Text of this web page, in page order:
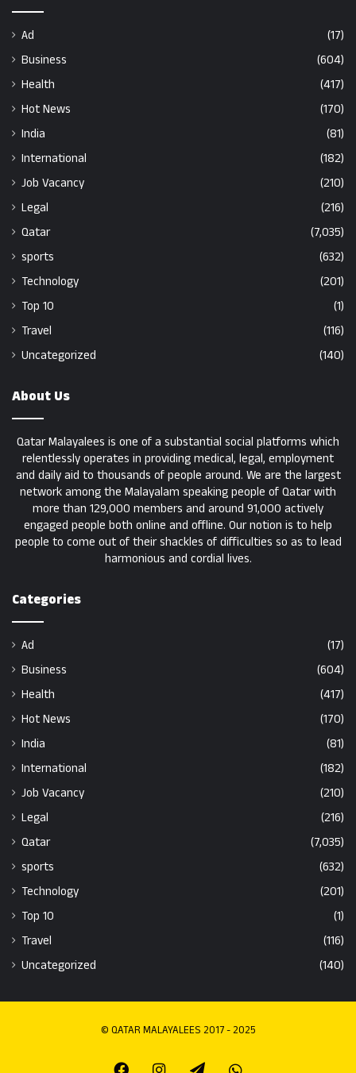
Ad
(17)
Business
(604)
Health
(417)
Hot News
(170)
India
(81)
International
(182)
Job Vacancy
(210)
Legal
(216)
Qatar
(7,035)
sports
(632)
Technology
(201)
Top 10
(1)
Travel
(116)
Uncategorized
(140)
About Us
Qatar Malayalees is one of a substantial social platforms which
relentlessly operates in providing medical, legal, employment
and daily aid to thousands of people around. We are the largest
network among the Malayalam speaking people of Qatar with
more than 129,000 members and around 91,000 actively
engaged people both online and offline. Our notion is to help
people to come out of their shackles of difficulties so as to lead
harmonious and cordial lives.
Categories
Ad
(17)
Business
(604)
Health
(417)
Hot News
(170)
India
(81)
International
(182)
Job Vacancy
(210)
Legal
(216)
Qatar
(7,035)
sports
(632)
Technology
(201)
Top 10
(1)
Travel
(116)
Uncategorized
(140)
© QATAR MALAYALEES 2017 - 2025
FacebookInstagramTelegram